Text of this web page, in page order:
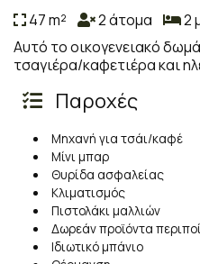
47 m² 2 άτομα
2
Αυτό το οικογενειακό
τσαγιέρα/καφετιέρα και
Παροχές
Μηχανή για τσάι/καφέ
Μίνι μπαρ
Θυρίδα ασφαλείας
Κλιματισμός
Πιστολάκι μαλλιών
Δωρεάν προϊόντα
Ιδιωτικό μπάνιο